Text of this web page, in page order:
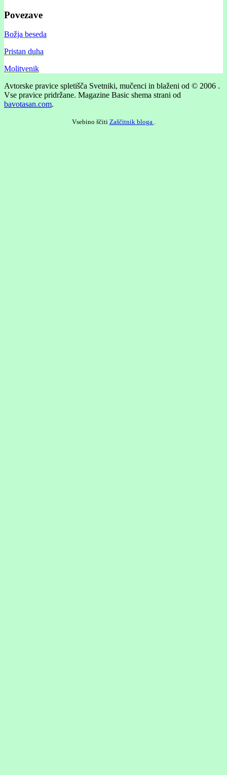
Povezave
Božja beseda
Pristan duha
Molitvenik
Avtorske pravice spletišča Svetniki, mučenci in blaženi od © 2006 .
Vse pravice pridržane. Magazine Basic shema strani od
bavotasan.com.
Vsebino ščiti Zaščitnik bloga .